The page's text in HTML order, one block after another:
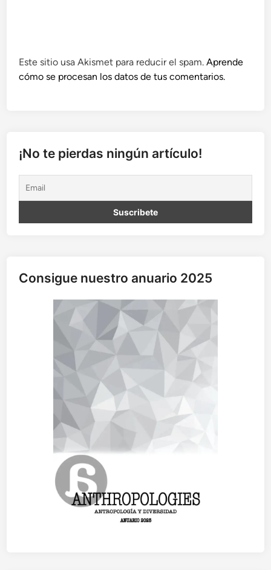
Este sitio usa Akismet para reducir el spam.Aprende
cómo se procesan los datos de tus comentarios.
¡No te pierdas ningún artículo!
Consigue nuestro anuario 2025